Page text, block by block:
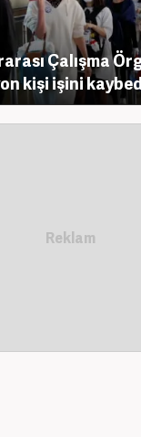
Çalışma
kişi işini